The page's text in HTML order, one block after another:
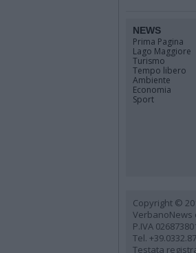
NEWS
Prima Pagina
Lago Maggiore
Turismo
Tempo libero
Ambiente
Economia
Sport
Copyright ©
VerbanoNews
P.IVA
Tel.
Testata